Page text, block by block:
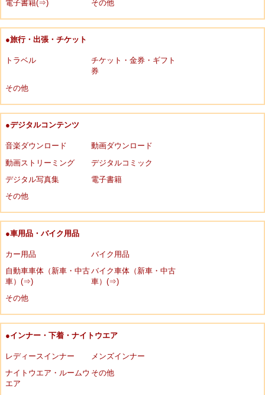
電子書籍(⇒)
その他
●旅行・出張・チケット
トラベル
チケット・金券・ギフト
券
その他
●デジタルコンテンツ
音楽ダウンロード
動画ダウンロード
動画ストリーミング
デジタルコミック
デジタル写真集
電子書籍
その他
●車用品・バイク用品
カー用品
バイク用品
自動車車体（新車・中古
車）(⇒)
バイク車体（新車・中古
車）(⇒)
その他
●インナー・下着・ナイトウエア
レディースインナー
メンズインナー
ナイトウエア・ルームウ
エア
その他